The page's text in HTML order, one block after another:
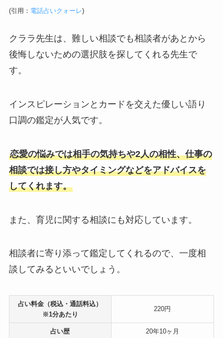
(引用： 電話占いクォーレ)
クララ先生は、難しい相談でも相談者があとから
後悔しないための選択肢を探してくれる先生で
す。
インスピレーションとカードを交えた優しい語り
口調の鑑定が人気です。
恋愛の悩みでは相手の気持ちや2人の相性、仕事の
相談では接し方やタイミングなどをアドバイスを
してくれます。
また、育児に関する相談にも対応しています。
相談者に寄り添って鑑定してくれるので、一度相
談してみるといいでしょう。
占い料金（税込・通話料込）
※1分あたり
220円
占い歴 20年10ヶ月